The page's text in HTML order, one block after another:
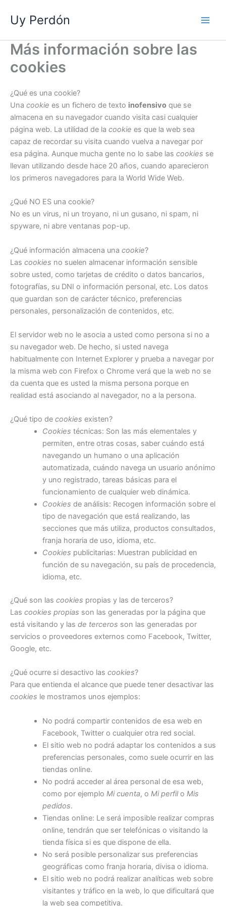
contenido
Uy Perdón
Más información sobre las
cookies
¿Qué es una cookie?
Una cookie es un fichero de texto inofensivo que se
almacena en su navegador cuando visita casi cualquier
página web. La utilidad de la cookie es que la web sea
capaz de recordar su visita cuando vuelva a navegar por
esa página. Aunque mucha gente no lo sabe las cookies se
llevan utilizando desde hace 20 años, cuando aparecieron
los primeros navegadores para la World Wide Web.
¿Qué NO ES una cookie?
No es un virus, ni un troyano, ni un gusano, ni spam, ni
spyware, ni abre ventanas pop-up.
¿Qué información almacena una cookie?
Las cookies no suelen almacenar información sensible
sobre usted, como tarjetas de crédito o datos bancarios,
fotografías, su DNI o información personal, etc. Los datos
que guardan son de carácter técnico, preferencias
personales, personalización de contenidos, etc.
El servidor web no le asocia a usted como persona si no a
su navegador web. De hecho, si usted navega
habitualmente con Internet Explorer y prueba a navegar por
la misma web con Firefox o Chrome verá que la web no se
da cuenta que es usted la misma persona porque en
realidad está asociando al navegador, no a la persona.
¿Qué tipo de cookies existen?
Cookies técnicas: Son las más elementales y
permiten, entre otras cosas, saber cuándo está
navegando un humano o una aplicación
automatizada, cuándo navega un usuario anónimo
y uno registrado, tareas básicas para el
funcionamiento de cualquier web dinámica.
Cookies de análisis: Recogen información sobre el
tipo de navegación que está realizando, las
secciones que más utiliza, productos consultados,
franja horaria de uso, idioma, etc.
Cookies publicitarias: Muestran publicidad en
función de su navegación, su país de procedencia,
idioma, etc.
¿Qué son las cookies propias y las de terceros?
Las cookies propias son las generadas por la página que
está visitando y las de terceros son las generadas por
servicios o proveedores externos como Facebook, Twitter,
Google, etc.
¿Qué ocurre si desactivo las cookies?
Para que entienda el alcance que puede tener desactivar las
cookies le mostramos unos ejemplos:
No podrá compartir contenidos de esa web en
Facebook, Twitter o cualquier otra red social.
El sitio web no podrá adaptar los contenidos a sus
preferencias personales, como suele ocurrir en las
tiendas online.
No podrá acceder al área personal de esa web,
como por ejemplo Mi cuenta, o Mi perfilo Mis
pedidos.
Tiendas online: Le será imposible realizar compras
online, tendrán que ser telefónicas o visitando la
tienda física si es que dispone de ella.
No será posible personalizar sus preferencias
geográficas como franja horaria, divisa o idioma.
El sitio web no podrá realizar analíticas web sobre
visitantes y tráfico en la web, lo que dificultará que
la web sea competitiva.